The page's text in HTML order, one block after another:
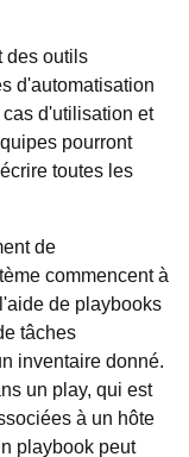
des outils
d'automatisation
d'utilisation et
pourront
toutes les
de
commencent à
de playbooks
tâches
inventaire donné.
un play, qui est
à un hôte
playbook peut